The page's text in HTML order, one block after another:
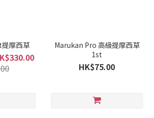
摩西草
Marukan Pro 高級提摩西草
1st
HK$75.00